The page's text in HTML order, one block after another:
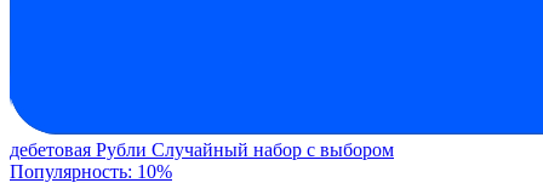
дебетовая Рубли Случайный набор с выбором
Популярность: 10%